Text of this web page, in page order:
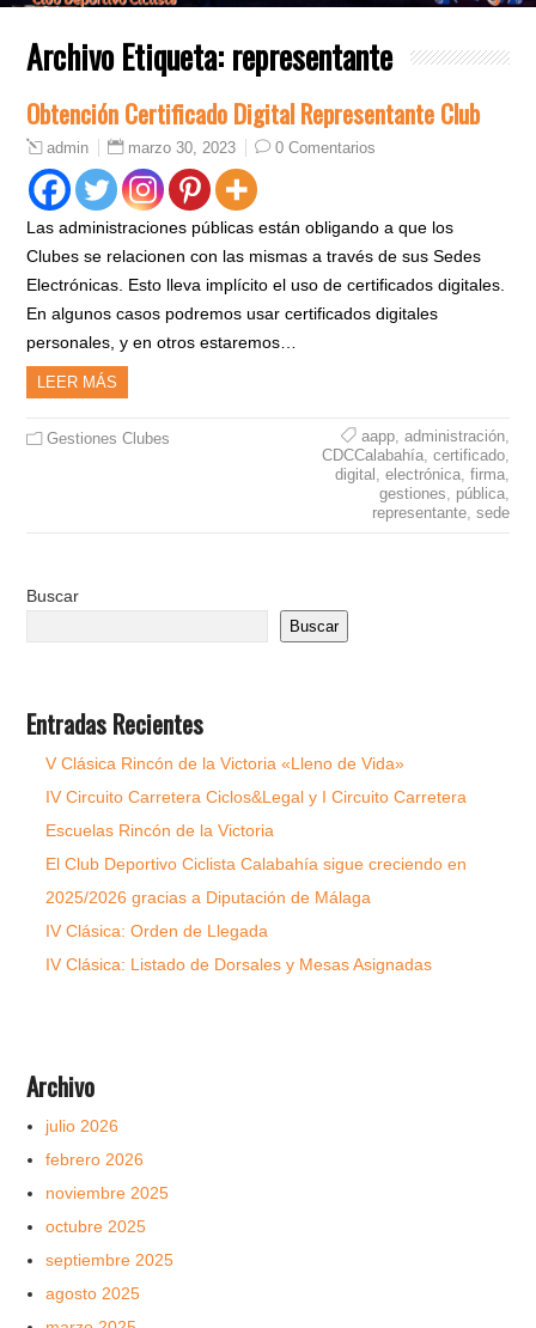
Archivo Etiqueta: representante
Obtención Certificado Digital Representante Club
admin marzo 30, 2023 0 Comentarios
Las administraciones públicas están obligando a que los
Clubes se relacionen con las mismas a través de sus Sedes
Electrónicas. Esto lleva implícito el uso de certificados digitales.
En algunos casos podremos usar certificados digitales
personales, y en otros estaremos…
LEER MÁS
Gestiones Clubes aapp, administración,
CDCCalabahía, certificado,
digital electrónica, firma,
gestiones
pública,
representante, sede
Buscar
Buscar
Entradas Recientes
V Clásica Rincón de la Victoria «Lleno de Vida»
IV Circuito Carretera Ciclos&Legal y I Circuito Carretera
Escuelas Rincón de la Victoria
El Club Deportivo Ciclista Calabahía sigue creciendo en
2025/2026 gracias a Diputación de Málaga
IV Clásica: Orden de Llegada
IV Clásica: Listado de Dorsales y Mesas Asignadas
Archivo
julio 2026
febrero 2026
noviembre 2025
octubre 2025
septiembre 2025
agosto 2025